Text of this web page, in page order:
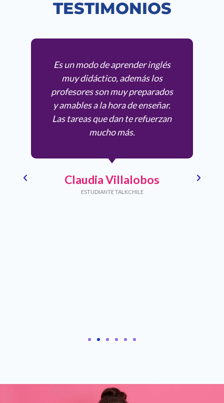
TESTIMONIOS
Es un modo de aprender inglés
muy didáctico, además los
profesores son muy preparados
y amables a la hora de enseñar.
Las tareas que dan te refuerzan
mucho más.
Claudia Villalobos
ESTUDIANTE TALKCHILE